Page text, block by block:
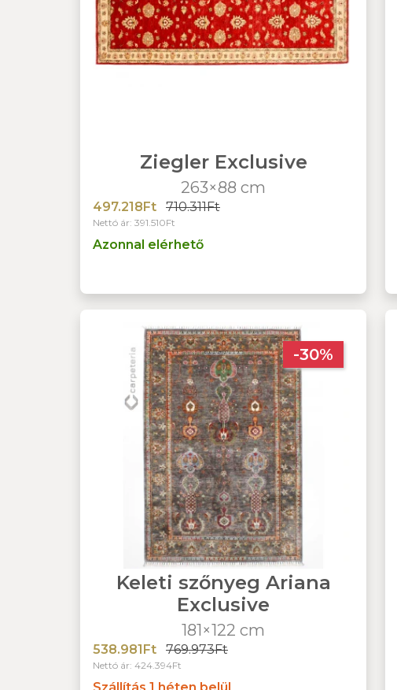
Ziegler Exclusive
263×88 cm
497.218Ft 710.311Ft
Nettó ár: 391.510Ft
Azonnal elérhető
-30%
Keleti szőnyeg Ariana
Exclusive
181×122 cm
538.981Ft 769.973Ft
Nettó ár: 424.394Ft